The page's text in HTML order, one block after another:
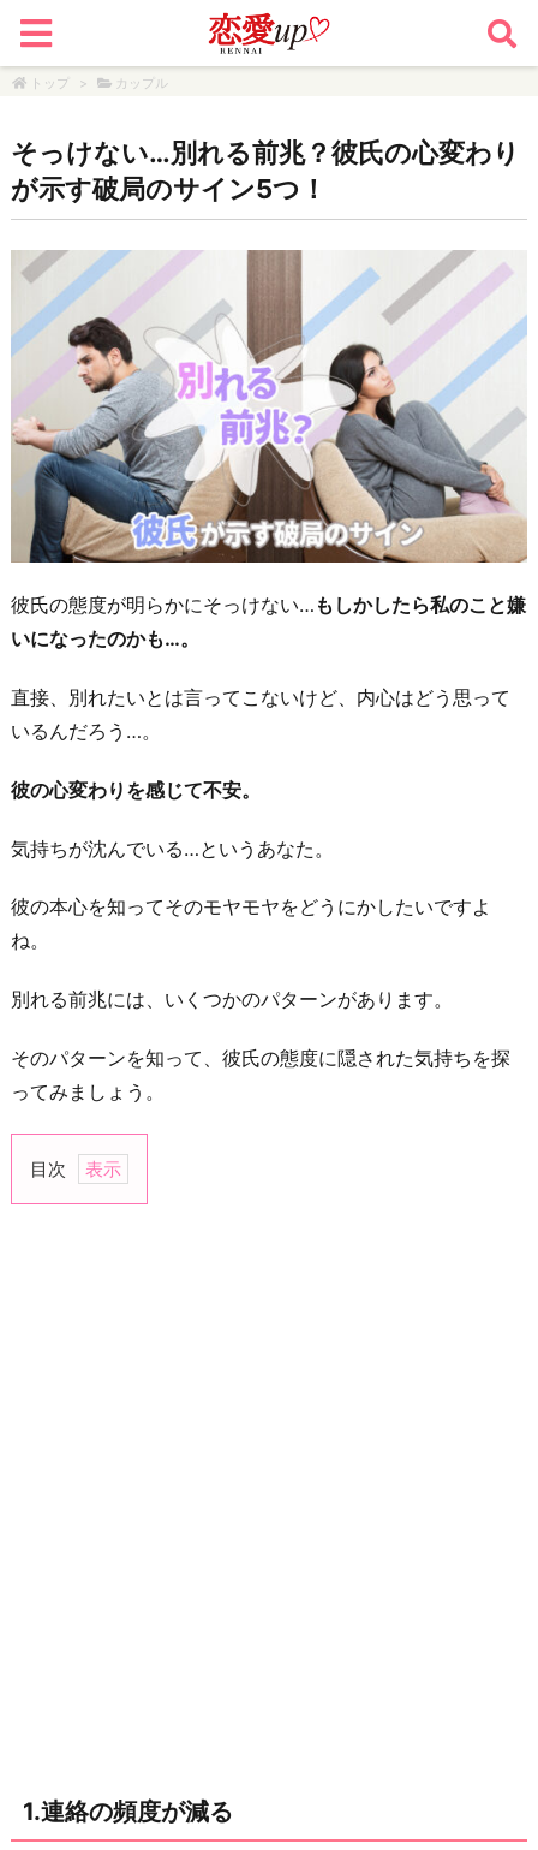
トップ > カップル
そっけない…別れる前兆？彼氏の心変わり
が示す破局のサイン5つ！
彼氏の態度が明らかにそっけない… もしかしたら私のこと嫌
いになったのかも…。
直接、別れたいとは言ってこないけど、内心はどう思って
いるんだろう…。
彼の心変わりを感じて不安。
気持ちが沈んでいる…というあなた。
彼の本心を知ってそのモヤモヤをどうにかしたいですよ
ね。
別れる前兆には、いくつかのパターンがあります。
そのパターンを知って、彼氏の態度に隠された気持ちを探
ってみましょう。
目次
1.
る
1.連絡の頻度が減る